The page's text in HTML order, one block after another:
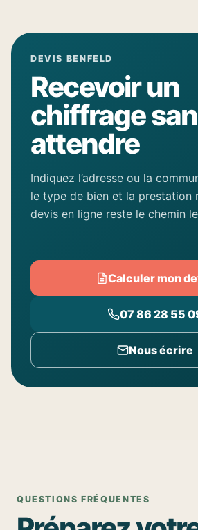
DEVIS BENFELD
Recevoir un
chiffrage
attendre
Indiquez l’adresse ou la
le type de bien et la prestation
devis en ligne reste le chemin
Calculer mon
07 86 28 55
Nous écrire
QUESTIONS FRÉQUENTES